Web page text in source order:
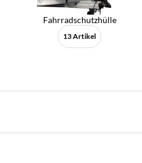
Fahrradschutzhülle
13 Artikel